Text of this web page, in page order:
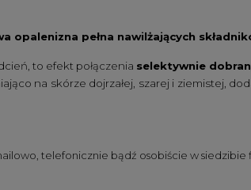
opalenizna pełna nawilżających
to efekt połączenia selektywnie
na skórze dojrzałej, szarej i ziemistej,
telefonicznie bądź osobiście w siedzibie